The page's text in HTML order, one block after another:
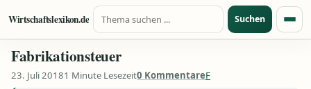
Zum Inhalt springen
Wirtschaftslexikon.de
Suche nach:
Suchen
Fabrikationsteuer
23. Juli 20181 Minute Lesezeit0 KommentareF